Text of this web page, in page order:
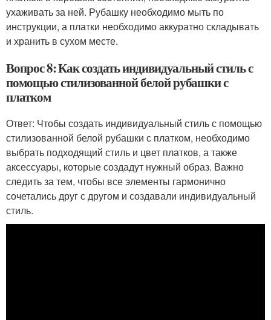
ухаживать за ней. Рубашку необходимо мыть по
инструкции, а платки необходимо аккуратно складывать
и хранить в сухом месте.
Вопрос 8: Как создать индивидуальный стиль с
помощью стилизованной белой рубашки с
платком
Ответ: Чтобы создать индивидуальный стиль с помощью
стилизованной белой рубашки с платком, необходимо
выбрать подходящий стиль и цвет платков, а также
аксессуары, которые создадут нужный образ. Важно
следить за тем, чтобы все элементы гармонично
сочетались друг с другом и создавали индивидуальный
стиль.